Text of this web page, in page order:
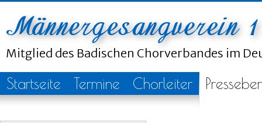
Mitglied des Badischen Chorverbandes im
Startseite Termine Chorleiter